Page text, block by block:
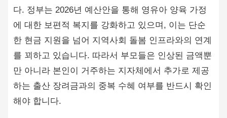
다. 정부는 2026년 예산안을 통해 영유아 양육 가정
에 대한 보편적 복지를 강화하고 있으며, 이는 단순
한 현금 지원을 넘어 지역사회 돌봄 인프라와의 연계
를 꾀하고 있습니다. 따라서 부모들은 인상된 금액뿐
만 아니라 본인이 거주하는 지자체에서 추가로 제공
하는 출산 장려금과의 중복 수혜 여부를 반드시 확인
해야 합니다.